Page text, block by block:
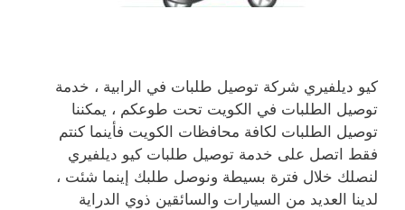
كيو ديلفيري شركة توصيل طلبات في الرابية ، خدمة
توصيل الطلبات في الكويت تحت طوعكم ، يمكننا
توصيل الطلبات لكافة محافظات الكويت فأينما كنتم
فقط اتصل على خدمة توصيل طلبات كيو ديلفيري
لنصلك خلال فترة بسيطة ونوصل طلبك إينما شئت ،
لدينا العديد من السيارات والسائقين ذوي الدراية